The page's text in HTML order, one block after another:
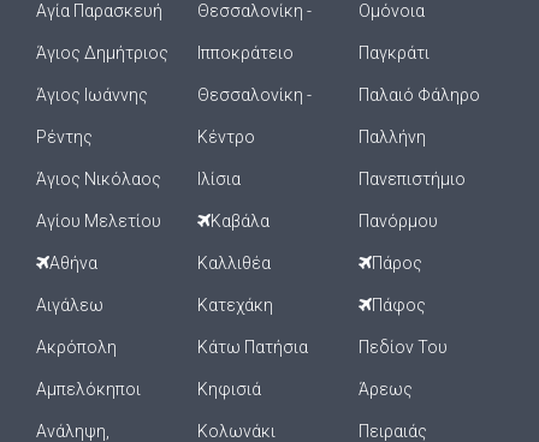
Αγία Παρασκευή
Άγιος Δημήτριος
Άγιος Ιωάννης
Ρέντης
Άγιος Νικόλαος
Αγίου Μελετίου
Αθήνα
Αιγάλεω
Ακρόπολη
Αμπελόκηποι
Ανάληψη,
Θεσσαλονίκη -
Ιπποκράτειο
Θεσσαλονίκη -
Κέντρο
Ιλίσια
Καβάλα
Καλλιθέα
Κατεχάκη
Κάτω Πατήσια
Κηφισιά
Κολωνάκι
Ομόνοια
Παγκράτι
Παλαιό Φάληρο
Παλλήνη
Πανεπιστήμιο
Πανόρμου
Πάρος
Πάφος
Πεδίον Του
Άρεως
Πειραιάς